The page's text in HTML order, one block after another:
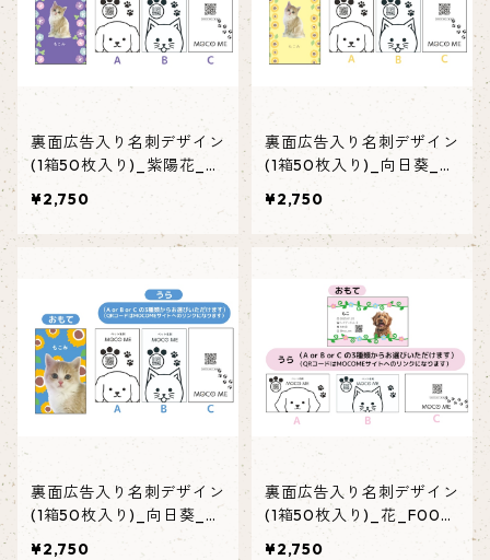
裏面広告入り名刺デザイン
(1箱50枚入り)_紫陽花_H
¥2,750
裏面広告入り名刺デザイン
(1箱50枚入り)_向日葵_SF
002
¥2,750
裏面広告入り名刺デザイン
(1箱50枚入り)_向日葵_SF
001
¥2,750
裏面広告入り名刺デザイン
(1箱50枚入り)_花_F002
¥2,750